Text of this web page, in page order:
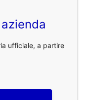
ufficiale, a partire